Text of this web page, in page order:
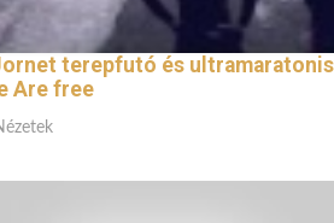
terepfutó és
Are free